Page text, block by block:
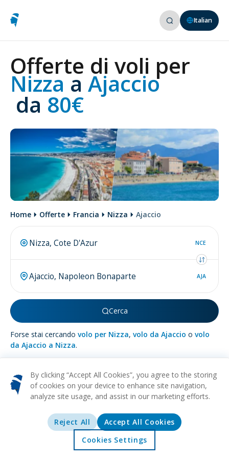
Offerte Esplorare
Italian
Offerte di voli per
Nizza a Ajaccio
da 80€
Home Offerte Francia Nizza Ajaccio
NCE
AJA
Cerca
Forse stai cercando volo per Nizza, volo da Ajaccio o volo
da Ajaccio a Nizza.
Più suAjaccio
STORICO CULTURALE GASTRONOMIA MUSEI
Riparata nell'abbraccio scintillante del Mar Mediterraneo, sulle
rive idilliache della Corsica, troverai l'incantevole città di
Ajaccio. Questa gemma di destinazione, immersa nella storia
By clicking “Accept All Cookies”, you agree to the storing
of cookies on your device to enhance site navigation,
analyze site usage, and assist in our marketing efforts.
Reject All
Accept All Cookies
Cookies Settings